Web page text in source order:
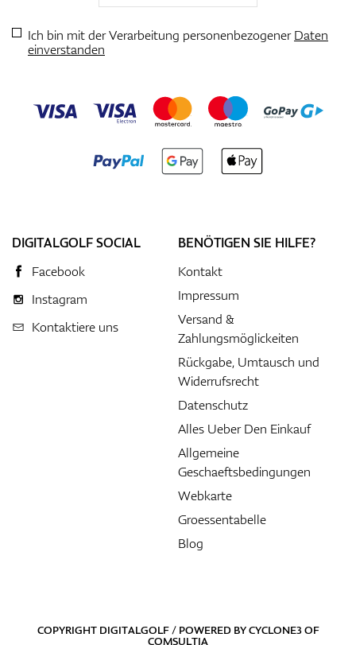
Ich bin mit der Verarbeitung personenbezogenerDaten
einverstanden
DIGITALGOLF SOCIAL
Facebook
Instagram
Kontaktiere uns
BENÖTIGEN SIE HILFE?
Kontakt
Impressum
Versand &
Zahlungsmöglickeiten
Rückgabe, Umtausch und
Widerrufsrecht
Datenschutz
Alles Ueber Den Einkauf
Allgemeine
Geschaeftsbedingungen
Webkarte
Groessentabelle
Blog
COPYRIGHT DIGITALGOLF / POWERED BYCYCLONE3OF
COMSULTIA